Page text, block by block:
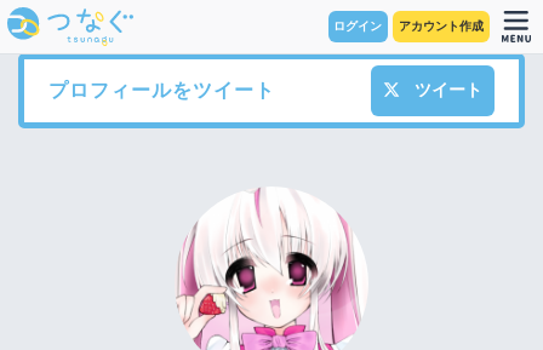
ログイン アカウント作成
プロフィールをツイート ツイート